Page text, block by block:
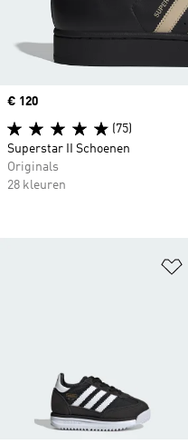
Price
€ 120
(75)
Superstar II Schoenen
Originals
28 kleuren